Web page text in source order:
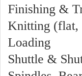
Finishing &
Knitting (flat,
Loading
Shuttle &